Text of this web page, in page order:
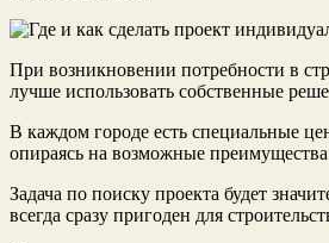
При возникновении потребности в
лучше использовать собственные
В каждом городе есть специальные
опираясь на возможные
Задача по поиску проекта будет
всегда сразу пригоден для